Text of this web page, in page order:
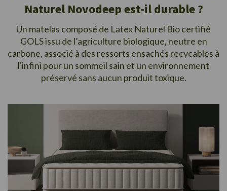
Naturel Novodeep est-il durable ?
Un matelas composé de Latex Naturel Bio certifié
GOLS issu de l’agriculture biologique, neutre en
carbone, associé à des ressorts ensachés recycables à
l'infini pour un sommeil sain et un environnement
préservé sans aucun produit toxique.